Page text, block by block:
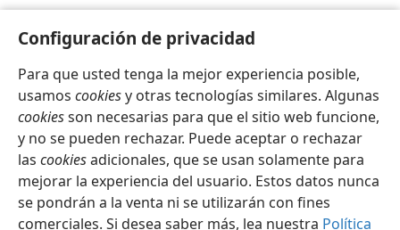
Configuración de privacidad
Para que usted tenga la mejor experiencia posible,
usamos cookiesy otras tecnologías similares. Algunas
cookiesson necesarias para que el sitio web funcione,
y no se pueden rechazar. Puede aceptar o rechazar
las cookiesadicionales, que se usan solamente para
mejorar la experiencia del usuario. Estos datos nunca
se pondrán a la venta ni se utilizarán con fines
comerciales. Si desea saber más, lea nuestra Política
Español Configuración
Copyright© 2026 Watch Tower Bible and Tract Society of Pennsylvania
Condiciones de uso
Política de privacidad
Configuración de privacidad
JW.ORG Iniciar sesión